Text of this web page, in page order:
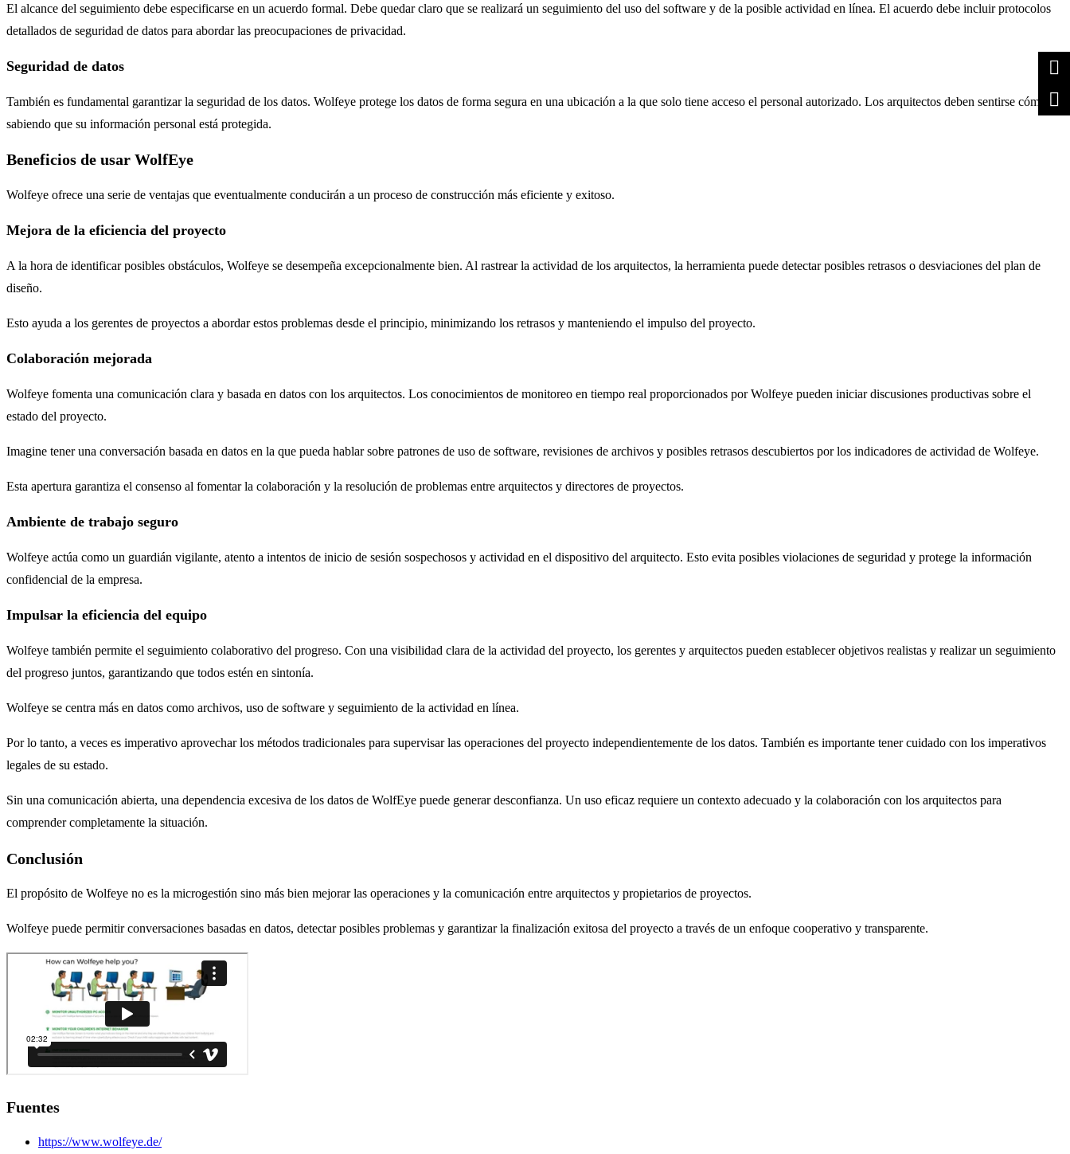
El alcance del seguimiento debe especificarse en un acuerdo formal. Debe quedar claro que se realizará un seguimiento del uso del software y de la posible actividad en línea. El acuerdo debe incluir protocolos
detallados de seguridad de datos para abordar las preocupaciones de privacidad.
Seguridad de datos
También es fundamental garantizar la seguridad de los datos. Wolfeye protege los datos de forma segura en una ubicación a la que solo tiene acceso el personal autorizado. Los arquitectos deben sentirse cómodos
sabiendo que su información personal está protegida.
Beneficios de usar WolfEye
Wolfeye ofrece una serie de ventajas que eventualmente conducirán a un proceso de construcción más eficiente y exitoso.
Mejora de la eficiencia del proyecto
A la hora de identificar posibles obstáculos, Wolfeye se desempeña excepcionalmente bien. Al rastrear la actividad de los arquitectos, la herramienta puede detectar posibles retrasos o desviaciones del plan de
diseño.
Esto ayuda a los gerentes de proyectos a abordar estos problemas desde el principio, minimizando los retrasos y manteniendo el impulso del proyecto.
Colaboración mejorada
Wolfeye fomenta una comunicación clara y basada en datos con los arquitectos. Los conocimientos de monitoreo en tiempo real proporcionados por Wolfeye pueden iniciar discusiones productivas sobre el
estado del proyecto.
Imagine tener una conversación basada en datos en la que pueda hablar sobre patrones de uso de software, revisiones de archivos y posibles retrasos descubiertos por los indicadores de actividad de Wolfeye.
Esta apertura garantiza el consenso al fomentar la colaboración y la resolución de problemas entre arquitectos y directores de proyectos.
Ambiente de trabajo seguro
Wolfeye actúa como un guardián vigilante, atento a intentos de inicio de sesión sospechosos y actividad en el dispositivo del arquitecto. Esto evita posibles violaciones de seguridad y protege la información
confidencial de la empresa.
Impulsar la eficiencia del equipo
Wolfeye también permite el seguimiento colaborativo del progreso. Con una visibilidad clara de la actividad del proyecto, los gerentes y arquitectos pueden establecer objetivos realistas y realizar un seguimiento
del progreso juntos, garantizando que todos estén en sintonía.
Wolfeye se centra más en datos como archivos, uso de software y seguimiento de la actividad en línea.
Por lo tanto, a veces es imperativo aprovechar los métodos tradicionales para supervisar las operaciones del proyecto independientemente de los datos. También es importante tener cuidado con los imperativos
legales de su estado.
Sin una comunicación abierta, una dependencia excesiva de los datos de WolfEye puede generar desconfianza. Un uso eficaz requiere un contexto adecuado y la colaboración con los arquitectos para
comprender completamente la situación.
Conclusión
El propósito de Wolfeye no es la microgestión sino más bien mejorar las operaciones y la comunicación entre arquitectos y propietarios de proyectos.
Wolfeye puede permitir conversaciones basadas en datos, detectar posibles problemas y garantizar la finalización exitosa del proyecto a través de un enfoque cooperativo y transparente.
Fuentes
https://www.wolfeye.de/